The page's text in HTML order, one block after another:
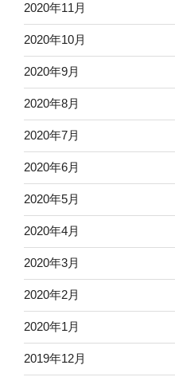
2020年11月
2020年10月
2020年9月
2020年8月
2020年7月
2020年6月
2020年5月
2020年4月
2020年3月
2020年2月
2020年1月
2019年12月